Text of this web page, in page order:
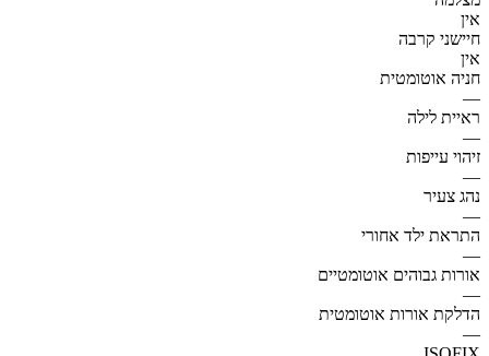
אין
חיישני קרבה
אין
חניה אוטומטית
—
ראיית לילה
—
זיהוי עייפות
—
נהג צעיר
—
התראת ילד אחורי
—
אורות גבוהים אוטומטיים
—
הדלקת אורות אוטומטית
—